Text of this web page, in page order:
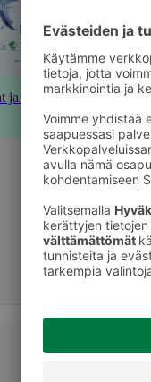
ja pesutarvikkeet